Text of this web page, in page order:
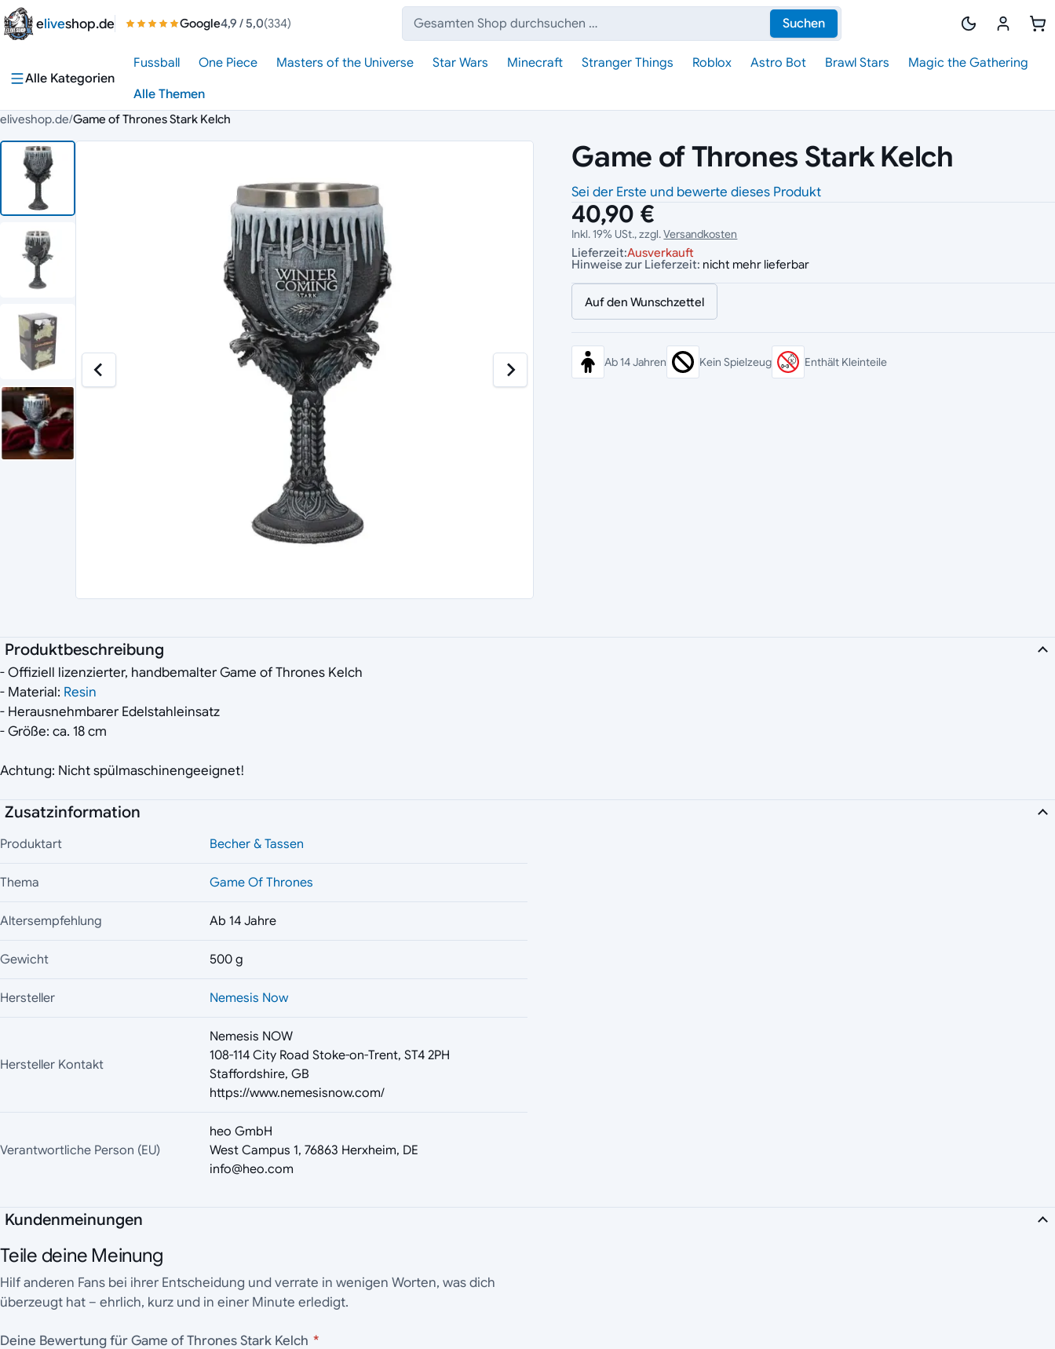
Zum Inhalt springen
eliveshop.de Google4,9 / 5,0(334)
Suche:
Suchen
Alle Kategorien
Fussball One Piece Masters of the Universe Star Wars Minecraft Stranger Things Roblox Astro Bot Brawl Stars
Magic the Gathering
Alle Themen
eliveshop.de/Game of Thrones Stark Kelch
Game of Thrones Stark Kelch
Sei der Erste und bewerte dieses Produkt
40,90 €
Inkl. 19% USt., zzgl.Versandkosten
Lieferzeit:Ausverkauft
Hinweise zur Lieferzeit: nicht mehr lieferbar
Auf den Wunschzettel
Ab 14 Jahren Kein Spielzeug Enthält Kleinteile
Produktbeschreibung
- Offiziell lizenzierter, handbemalter Game of Thrones Kelch
- Material: Resin
- Herausnehmbarer Edelstahleinsatz
- Größe: ca. 18 cm
Achtung: Nicht spülmaschinengeeignet!
Zusatzinformation
Produktart Becher & Tassen
Thema Game Of Thrones
Altersempfehlung Ab 14 Jahre
Gewicht 500 g
Hersteller Nemesis Now
Hersteller Kontakt
Nemesis NOW
108-114 City Road Stoke-on-Trent, ST4 2PH
Staffordshire, GB
https://www.nemesisnow.com/
Verantwortliche Person (EU)
heo GmbH
West Campus 1, 76863 Herxheim, DE
info@heo.com
Kundenmeinungen
Teile deine Meinung
Hilf anderen Fans bei ihrer Entscheidung und verrate in wenigen Worten, was dich
überzeugt hat – ehrlich, kurz und in einer Minute erledigt.
Deine Bewertung für Game of Thrones Stark Kelch *